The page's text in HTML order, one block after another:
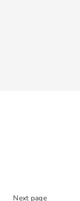
Next page